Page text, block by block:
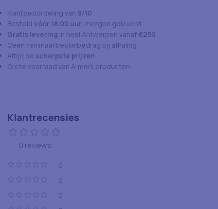
Klantbeoordeling van 9/10
Besteld vóór 18.00 uur , morgen geleverd
Gratis levering in heel Antwerpen vanaf €250
Geen minimaal bestelbedrag bij afhaling
Altijd de scherpste prijzen
Grote voorraad van A-merk producten
Klantrecensies
0 reviews
0
0
0